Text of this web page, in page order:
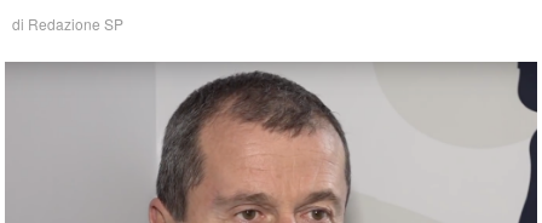
di Redazione SP